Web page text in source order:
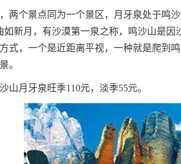
个景点同为一个景区，月牙泉处于鸣沙
如新月，有沙漠第一泉之称，鸣沙山是
式，一个是近距离平视，一种就是爬到
。
月牙泉旺季110元，淡季55元。